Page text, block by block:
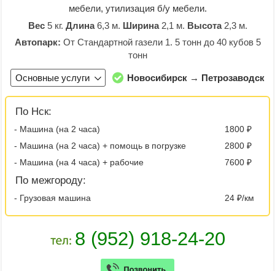
мебели, утилизация б/у мебели.
Вес5 кг. Длина6,3 м. Ширина2,1 м. Высота2,3 м.
Автопарк: От Стандартной газели 1. 5 тонн до 40 кубов 5
тонн
Основные услуги Новосибирск → Петрозаводск
По Нск:
- Машина (на 2 часа)
1800 ₽
- Машина (на 2 часа) + помощь в погрузке
2800 ₽
- Машина (на 4 часа) + рабочие
7600 ₽
По межгороду:
- Грузовая машина 24 ₽/км